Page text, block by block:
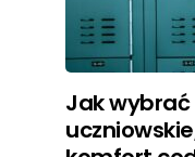
Jak wybrać